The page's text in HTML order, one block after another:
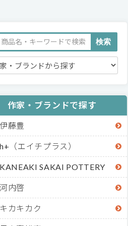
作家・ブランドで探す
伊藤豊
h+（エイチプラス）
KANEAKI SAKAI POTTERY
河内啓
キカキカク